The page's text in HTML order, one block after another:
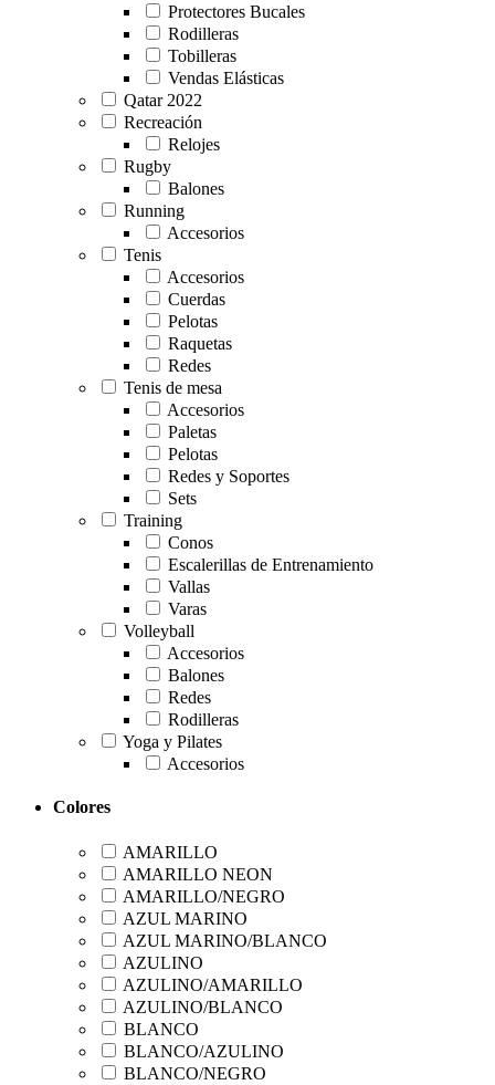
Protectores Bucales
Rodilleras
Tobilleras
Vendas Elásticas
Qatar 2022
Recreación
Relojes
Rugby
Balones
Running
Accesorios
Tenis
Accesorios
Cuerdas
Pelotas
Raquetas
Redes
Tenis de mesa
Accesorios
Paletas
Pelotas
Redes y Soportes
Sets
Training
Conos
Escalerillas de Entrenamiento
Vallas
Varas
Volleyball
Accesorios
Balones
Redes
Rodilleras
Yoga y Pilates
Accesorios
Colores
AMARILLO
AMARILLO NEON
AMARILLO/NEGRO
AZUL MARINO
AZUL MARINO/BLANCO
AZULINO
AZULINO/AMARILLO
AZULINO/BLANCO
BLANCO
BLANCO/AZULINO
BLANCO/NEGRO